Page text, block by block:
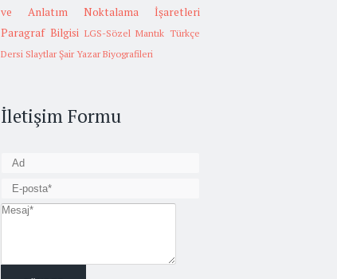
ve Anlatım
Noktalama İşaretleri
Paragraf Bilgisi LGS-Sözel Mantık Türkçe
Dersi Slaytlar Şair Yazar Biyografileri
İletişim Formu